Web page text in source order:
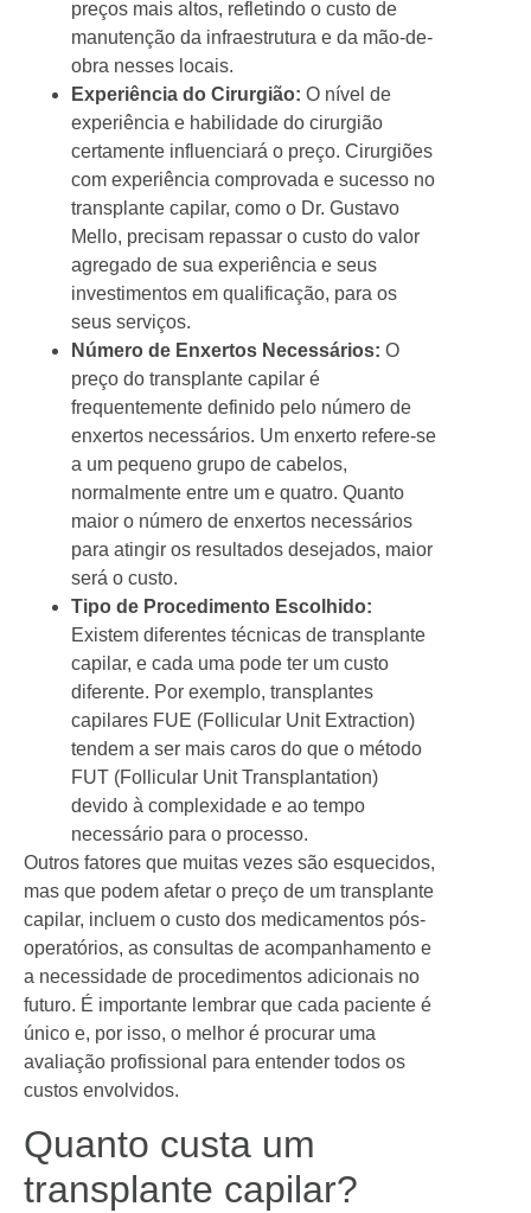
preços mais altos, refletindo o custo de
manutenção da infraestrutura e da mão-de-
obra nesses locais.
Experiência do Cirurgião: O nível de
experiência e habilidade do cirurgião
certamente influenciará o preço. Cirurgiões
com experiência comprovada e sucesso no
transplante capilar, como o Dr. Gustavo
Mello, precisam repassar o custo do valor
agregado de sua experiência e seus
investimentos em qualificação, para os
seus serviços.
Número de Enxertos Necessários: O
preço do transplante capilar é
frequentemente definido pelo número de
enxertos necessários. Um enxerto refere-se
a um pequeno grupo de cabelos,
normalmente entre um e quatro. Quanto
maior o número de enxertos necessários
para atingir os resultados desejados, maior
será o custo.
Tipo de Procedimento Escolhido:
Existem diferentes técnicas de transplante
capilar, e cada uma pode ter um custo
diferente. Por exemplo, transplantes
capilares FUE (Follicular Unit Extraction)
tendem a ser mais caros do que o método
FUT (Follicular Unit Transplantation)
devido à complexidade e ao tempo
necessário para o processo.
Outros fatores que muitas vezes são esquecidos,
mas que podem afetar o preço de um transplante
capilar, incluem o custo dos medicamentos pós-
operatórios, as consultas de acompanhamento e
a necessidade de procedimentos adicionais no
futuro. É importante lembrar que cada paciente é
único e, por isso, o melhor é procurar uma
avaliação profissional para entender todos os
custos envolvidos.
Quanto custa um
transplante capilar?